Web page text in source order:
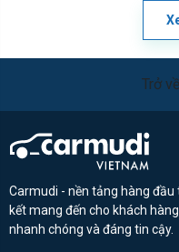
Trở
Carmudi - nền tảng hàng
kết mang đến cho khách
nhanh chóng và đáng tin cậy.